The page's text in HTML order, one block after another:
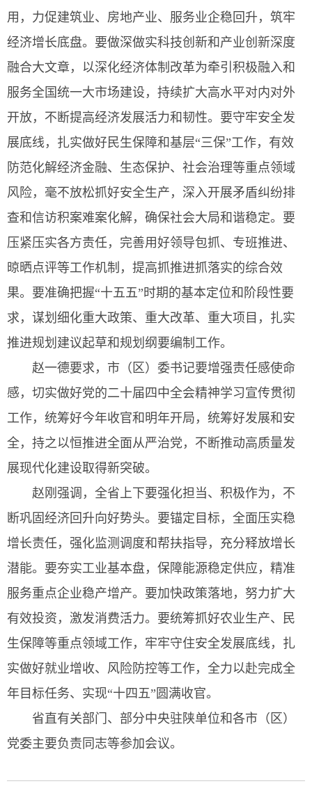
用，力促建筑业、房地产业、服务业企稳回升，筑牢
经济增长底盘。要做深做实科技创新和产业创新深度
融合大文章，以深化经济体制改革为牵引积极融入和
服务全国统一大市场建设，持续扩大高水平对内对外
开放，不断提高经济发展活力和韧性。要守牢安全发
展底线，扎实做好民生保障和基层“三保”工作，有效
防范化解经济金融、生态保护、社会治理等重点领域
风险，毫不放松抓好安全生产，深入开展矛盾纠纷排
查和信访积案难案化解，确保社会大局和谐稳定。要
压紧压实各方责任，完善用好领导包抓、专班推进、
晾晒点评等工作机制，提高抓推进抓落实的综合效
果。要准确把握“十五五”时期的基本定位和阶段性要
求，谋划细化重大政策、重大改革、重大项目，扎实
推进规划建议起草和规划纲要编制工作。
赵一德要求，市（区）委书记要增强责任感使命
感，切实做好党的二十届四中全会精神学习宣传贯彻
工作，统筹好今年收官和明年开局，统筹好发展和安
全，持之以恒推进全面从严治党，不断推动高质量发
展现代化建设取得新突破。
赵刚强调，全省上下要强化担当、积极作为，不
断巩固经济回升向好势头。要锚定目标，全面压实稳
增长责任，强化监测调度和帮扶指导，充分释放增长
潜能。要夯实工业基本盘，保障能源稳定供应，精准
服务重点企业稳产增产。要加快政策落地，努力扩大
有效投资，激发消费活力。要统筹抓好农业生产、民
生保障等重点领域工作，牢牢守住安全发展底线，扎
实做好就业增收、风险防控等工作，全力以赴完成全
年目标任务、实现“十四五”圆满收官。
省直有关部门、部分中央驻陕单位和各市（区）
党委主要负责同志等参加会议。